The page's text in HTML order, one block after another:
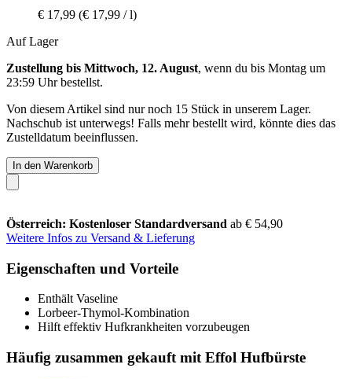
€ 17,99 (€ 17,99 / l)
Auf Lager
Zustellung bis Mittwoch, 12. August, wenn du bis Montag um
23:59 Uhrbestellst.
Von diesem Artikel sind nur noch 15 Stück in unserem Lager.
Nachschub ist unterwegs! Falls mehr bestellt wird, könnte dies das
Zustelldatum beeinflussen.
In den Warenkorb
Österreich: Kostenloser Standardversand ab € 54,90
Weitere Infos zu Versand & Lieferung
Eigenschaften und Vorteile
Enthält Vaseline
Lorbeer-Thymol-Kombination
Hilft effektiv Hufkrankheiten vorzubeugen
Häufig zusammen gekauft mit Effol Hufbürste